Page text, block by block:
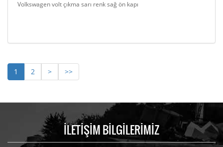
volkswagen volt çıkma sarı renk sağ ön kapı
1 2 > >>
İLETİŞİM BİLGİLERİMİZ